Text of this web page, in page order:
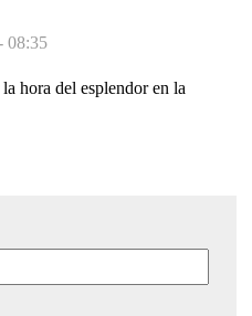
08:35
hora del esplendor en la